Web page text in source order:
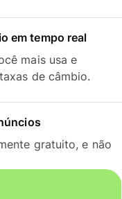
em tempo real
mais usa e
de câmbio.
gratuito, e não